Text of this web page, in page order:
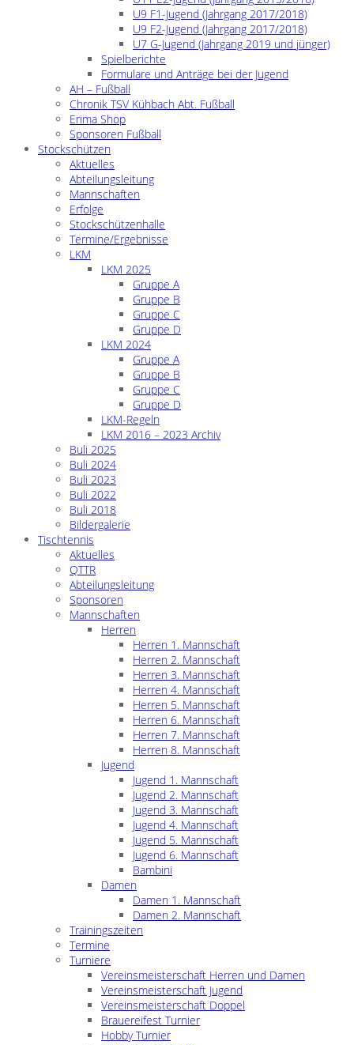
U9 F1-Jugend (Jahrgang 2017/2018)
U9 F2-Jugend (Jahrgang 2017/2018)
U7 G-Jugend (Jahrgang 2019 und jünger)
Spielberichte
Formulare und Anträge bei der Jugend
AH – Fußball
Chronik TSV Kühbach Abt. Fußball
Erima Shop
Sponsoren Fußball
Stockschützen
Aktuelles
Abteilungsleitung
Mannschaften
Erfolge
Stockschützenhalle
Termine/Ergebnisse
LKM
LKM 2025
Gruppe A
Gruppe B
Gruppe C
Gruppe D
LKM 2024
Gruppe A
Gruppe B
Gruppe C
Gruppe D
LKM-Regeln
LKM 2016 – 2023 Archiv
Buli 2025
Buli 2024
Buli 2023
Buli 2022
Buli 2018
Bildergalerie
Tischtennis
Aktuelles
QTTR
Abteilungsleitung
Sponsoren
Mannschaften
Herren
Herren 1. Mannschaft
Herren 2. Mannschaft
Herren 3. Mannschaft
Herren 4. Mannschaft
Herren 5. Mannschaft
Herren 6. Mannschaft
Herren 7. Mannschaft
Herren 8. Mannschaft
Jugend
Jugend 1. Mannschaft
Jugend 2. Mannschaft
Jugend 3. Mannschaft
Jugend 4. Mannschaft
Jugend 5. Mannschaft
Jugend 6. Mannschaft
Bambini
Damen
Damen 1. Mannschaft
Damen 2. Mannschaft
Trainingszeiten
Termine
Turniere
Vereinsmeisterschaft Herren und Damen
Vereinsmeisterschaft Jugend
Vereinsmeisterschaft Doppel
Brauereifest Turnier
Hobby Turnier